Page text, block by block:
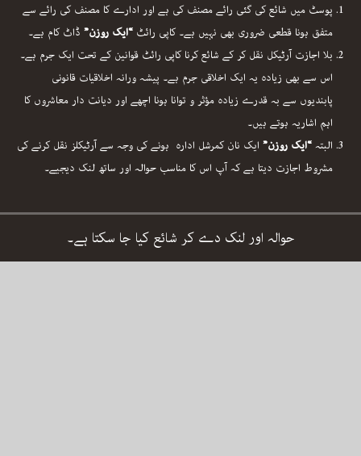
پوسٹ میں شائع کی گئی رائے مصنف کی ہے اور ادارے کا مصنف کی رائے سے
متفق ہونا قطعی ضروری بھی نہیں ہے۔ کاپی رائٹ “ایک روزن” ڈاٹ کام ہے۔
بلا اجازت آرٹیکل نقل کر کے شائع کرنا کاپی رائٹ قوانین کے تحت ایک جرم ہے۔
اس سے بھی زیادہ یہ ایک اخلاقی جرم ہے۔ پیشہ ورانہ اخلاقیات قانونی
پابندیوں سے بہ قدرے زیادہ مؤثر و توانا ہونا اچھے اور دیانت دار معاشروں کا
اہم اشاریہ ہوتے ہیں۔
البتہ “ایک روزن” ایک نان کمرشل ادارہ ہونے کی وجہ سے آرٹیکلز نقل کرنے کی
مشروط اجازت دیتا ہے کہ آپ اس کا مناسب حوالہ اور ساتھ لنک دیجیے۔
حوالہ اور لنک دے کر شائع کیا جا سکتا ہے۔